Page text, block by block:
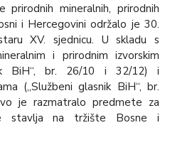
prirodnih mineralnih, prirodnih
i Hercegovini održalo je 30.
XV. sjednicu. U skladu s
i prirodnim izvorskim
BiH“, br. 26/10 i 32/12) i
(„Službeni glasnik BiH“, br.
je razmatralo predmete za
stavlja na tržište Bosne i